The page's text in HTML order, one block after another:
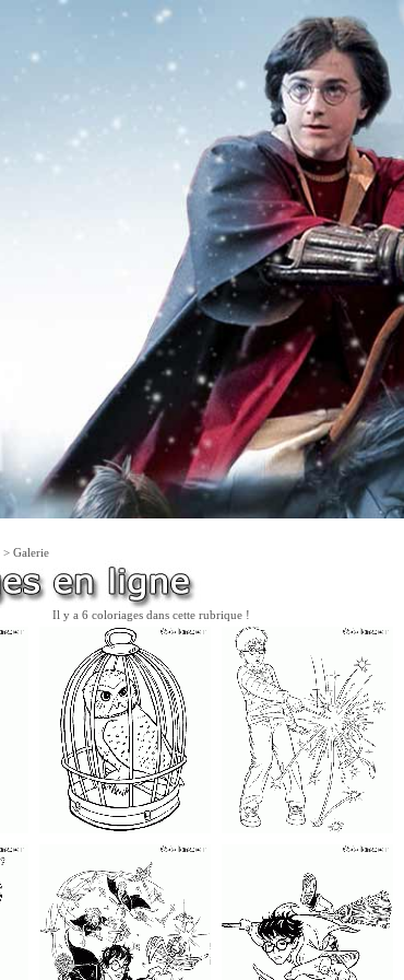
> Galerie
Il y a 6 coloriages dans cette rubrique !